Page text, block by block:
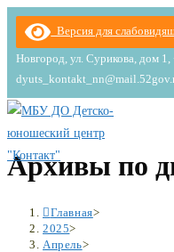
Перейти
содержимому
Версия для
Новгород, ул. Сурикова, дом
Архивы по
Главная>
2025>
Апрель>